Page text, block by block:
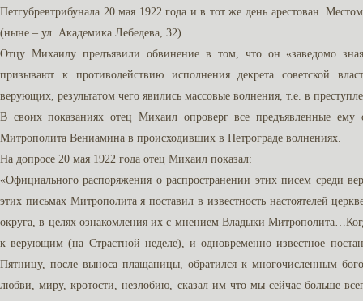
Петгубревтрибунала 20 мая 1922 года и в тот же день арестован.
(ныне – ул. Академика Лебедева, 32).
Отцу Михаилу предъявили обвинение в том, что он «заведомо
призывают к противодействию исполнения декрета советской
верующих, результатом чего явились массовые волнения, т.е. в
В своих показаниях отец Михаил опроверг все предъявленные ему
Митрополита Вениамина в происходивших в Петрограде волнениях.
На допросе 20 мая 1922 года отец Михаил показал:
«Официального распоряжения о распространении этих писем среди
этих письмах Митрополита я поставил в известность настоятелей
округа, в целях ознакомления их с мнением Владыки
к верующим (на Страстной неделе), и одновременно известное
Пятницу, после выноса плащаницы, обратился к многочисленным
любви, миру, кротости, незлобию, сказал им что мы сейчас больше